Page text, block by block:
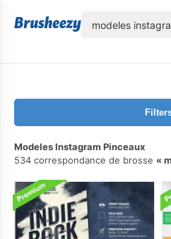
Modeles Instagram Pinceaux
534 correspondance de brosse